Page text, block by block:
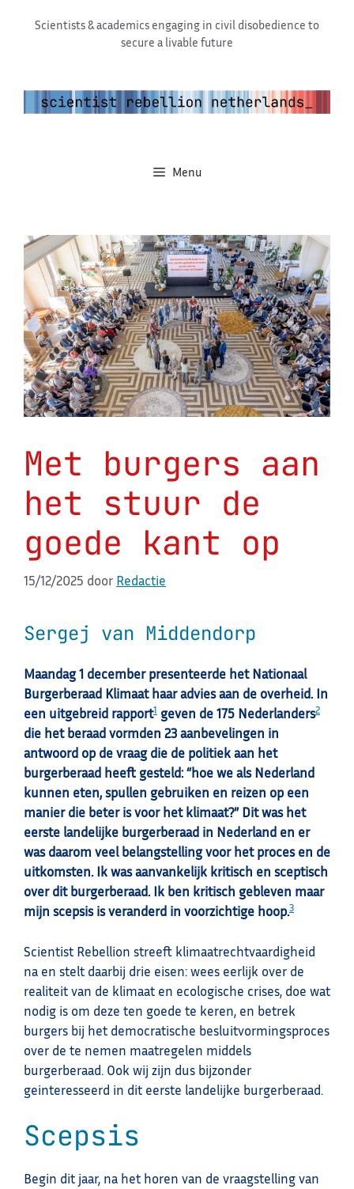
Scientists & academics engaging in civil disobedience to
secure a livable future
Menu
Met burgers aan
het stuur de
goede kant op
15/12/2025 door Redactie
Sergej van Middendorp
Maandag 1 december presenteerde het Nationaal
Burgerberaad Klimaat haar advies aan de overheid. In
een uitgebreid rapport1 geven de 175 Nederlanders2
die het beraad vormden 23 aanbevelingen in
antwoord op de vraag die de politiek aan het
burgerberaad heeft gesteld: “hoe we als Nederland
kunnen eten, spullen gebruiken en reizen op een
manier die beter is voor het klimaat?” Dit was het
eerste landelijke burgerberaad in Nederland en er
was daarom veel belangstelling voor het proces en de
uitkomsten. Ik was aanvankelijk kritisch en sceptisch
over dit burgerberaad. Ik ben kritisch gebleven maar
mijn scepsis is veranderd in voorzichtige hoop.3
Scientist Rebellion streeft klimaatrechtvaardigheid
na en stelt daarbij drie eisen: wees eerlijk over de
realiteit van de klimaat en ecologische crises, doe wat
nodig is om deze ten goede te keren, en betrek
burgers bij het democratische besluitvormingsproces
over de te nemen maatregelen middels
burgerberaad. Ook wij zijn dus bijzonder
geinteresseerd in dit eerste landelijke burgerberaad.
Scepsis
Begin dit jaar, na het horen van de vraagstelling van